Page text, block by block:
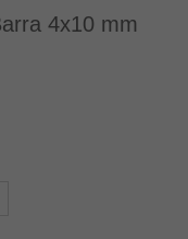
4x10 mm